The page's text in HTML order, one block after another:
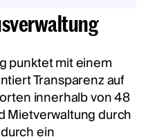
punktet mit einem
Transparenz auf
innerhalb von 48
Mietverwaltung durch
ein